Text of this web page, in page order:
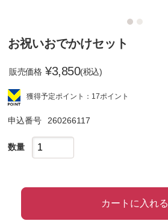
お祝いおでかけセット
販売価格 ¥3,850(税込)
獲得予定ポイント：17ポイント
申込番号 260266117
数量
カートに入れる